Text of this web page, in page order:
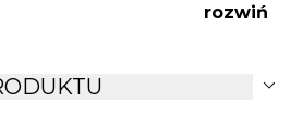
klasy medycznej,
alergenów
do butelek marki
rozwiń
expand_more